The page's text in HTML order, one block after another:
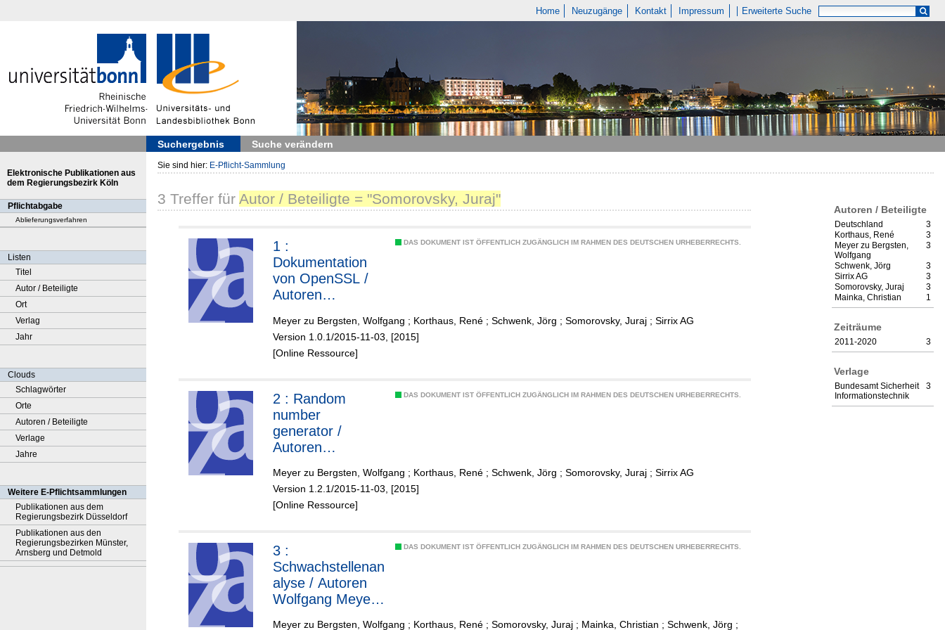
Home Neuzugänge Kontakt Impressum Erweiterte Suche
Suchergebnis Suche verändern
Elektronische Publikationen aus
dem Regierungsbezirk Köln
Pflichtabgabe
Ablieferungsverfahren
Listen
Titel
Autor / Beteiligte
Ort
Verlag
Jahr
Clouds
Schlagwörter
Orte
Autoren / Beteiligte
Verlage
Jahre
Weitere E-Pflichtsammlungen
Publikationen aus dem
Regierungsbezirk Düsseldorf
Publikationen aus den
Regierungsbezirken Münster,
Arnsberg und Detmold
Sie sind hier: E-Pflicht-Sammlung
Autoren / Beteiligte
3
Deutschland
3
Korthaus, René
3
Meyer zu Bergsten,
Wolfgang
3
Schwenk, Jörg
3
Sirrix AG
3
Somorovsky, Juraj
1
Mainka, Christian
Zeiträume
3
2011-2020
Verlage
3
Bundesamt Sicherheit
Informationstechnik
3 Treffer für Autor / Beteiligte = "Somorovsky, Juraj"
DAS DOKUMENT IST ÖFFENTLICH ZUGÄNGLICH IM RAHMEN DES DEUTSCHEN URHEBERRECHTS.
1 :
Dokumentation
von OpenSSL /
Autoren
zu Bergsten
(MzB), Sirrix AG,
René Korthaus
Jörg Schwenk
(Jsc), 3curity
GmbH, Juraj
Somorovsky
(Jso), 3curity
GmbH
Meyer zu Bergsten, Wolfgang ; Korthaus, René ; Schwenk, Jörg ; Somorovsky, Juraj ; Sirrix AG
Version 1.0.1/2015-11-03, [2015]
[Online Ressource]
DAS DOKUMENT IST ÖFFENTLICH ZUGÄNGLICH IM RAHMEN DES DEUTSCHEN URHEBERRECHTS.
2 : Random
number
generator /
Autoren
zu Bergsten
(MzB), Sirrix AG,
René Korthaus
Meyer zu Bergsten, Wolfgang ; Korthaus, René ; Schwenk, Jörg ; Somorovsky, Juraj ; Sirrix AG
Version 1.2.1/2015-11-03, [2015]
[Online Ressource]
DAS DOKUMENT IST ÖFFENTLICH ZUGÄNGLICH IM RAHMEN DES DEUTSCHEN URHEBERRECHTS.
3 :
Schwachstellenan
alyse / Autoren
Wolfgang Meyer
Meyer zu Bergsten, Wolfgang ; Korthaus, René ; Somorovsky, Juraj ; Mainka, Christian ; Schwenk, Jörg ;